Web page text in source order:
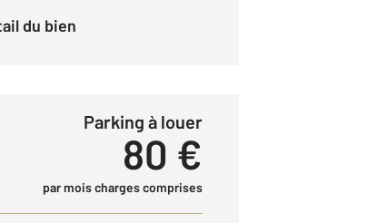
du bien
Parking à louer
80 €
par mois charges comprises